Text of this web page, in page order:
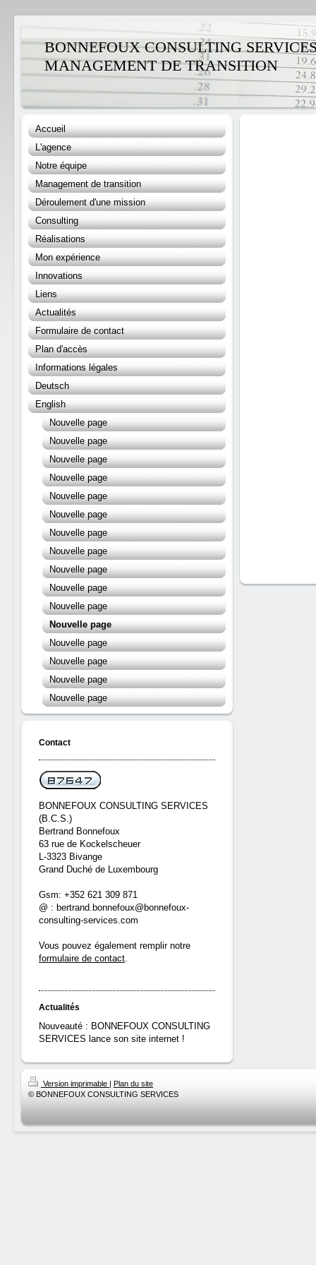
BONNEFOUX CONSULTING
MANAGEMENT DE TRANSITION
Accueil
L'agence
Notre équipe
Management de transition
Déroulement d'une mission
Consulting
Réalisations
Mon expérience
Innovations
Liens
Actualités
Formulaire de contact
Plan d'accès
Informations légales
Deutsch
English
Nouvelle page
Nouvelle page
Nouvelle page
Nouvelle page
Nouvelle page
Nouvelle page
Nouvelle page
Nouvelle page
Nouvelle page
Nouvelle page
Nouvelle page
Nouvelle page
Nouvelle page
Nouvelle page
Nouvelle page
Nouvelle page
Contact
BONNEFOUX CONSULTING SERVICES
(B.C.S.)
Bertrand Bonnefoux
63 rue de Kockelscheuer
L-3323 Bivange
Grand Duché de Luxembourg
Gsm: +352 621 309 871
@ : bertrand.bonnefoux@bonnefoux-
consulting-services.com
Vous pouvez également remplir notre
formulaire de contact.
Actualités
Nouveauté : BONNEFOUX CONSULTING
SERVICES lance son site internet !
Version imprimable | Plan du site
© BONNEFOUX CONSULTING SERVICES